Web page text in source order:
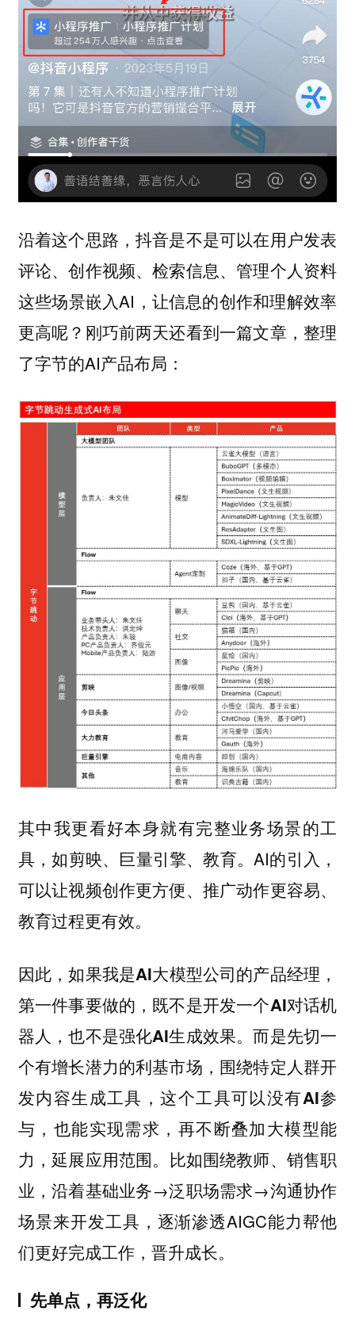
沿着这个思路，抖音是不是可以在用户发表
评论、创作视频、检索信息、管理个人资料
这些场景嵌入AI，让信息的创作和理解效率
更高呢？刚巧前两天还看到一篇文章，整理
了字节的AI产品布局：
其中我更看好本身就有完整业务场景的工
具，如剪映、巨量引擎、教育。AI的引入，
可以让视频创作更方便、推广动作更容易、
教育过程更有效。
因此，如果我是AI大模型公司的产品经理，
第一件事要做的，既不是开发一个AI对话机
器人，也不是强化AI生成效果。而是先切一
个有增长潜力的利基市场，围绕特定人群开
发内容生成工具，这个工具可以没有AI参
与，也能实现需求，再不断叠加大模型能
力，延展应用范围。比如围绕教师、销售职
业，沿着基础业务→泛职场需求→沟通协作
场景来开发工具，逐渐渗透AIGC能力帮他
们更好完成工作，晋升成长。
先单点，再泛化